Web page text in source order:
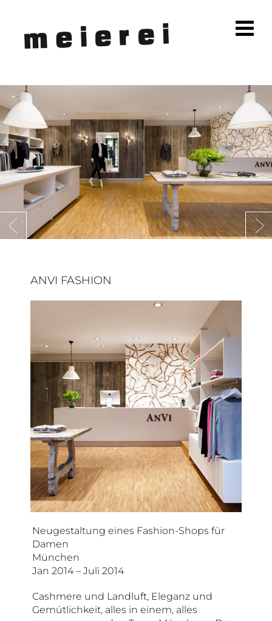
ANVI FASHION
Neugestaltung eines Fashion-Shops für
Damen
München
Jan 2014 – Juli 2014
Cashmere und Landluft, Eleganz und
Gemütlichkeit, alles in einem, alles